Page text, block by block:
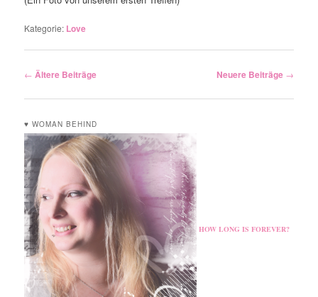
Kategorie: Love
Artikelnavigation
← Ältere Beiträge Neuere Beiträge →
♥ WOMAN BEHIND
HOW LONG IS FOREVER?